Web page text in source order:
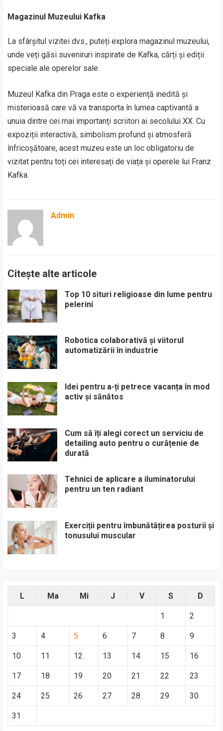
Magazinul Muzeului Kafka
La sfârșitul vizitei dvs., puteți explora magazinul muzeului,
unde veți găsi suveniruri inspirate de Kafka, cărți și ediții
speciale ale operelor sale.
Muzeul Kafka din Praga este o experiență inedită și
misterioasă care vă va transporta în lumea captivantă a
unuia dintre cei mai importanți scriitori ai secolului XX. Cu
expoziții interactivă, simbolism profund și atmosferă
înfricoșătoare, acest muzeu este un loc obligatoriu de
vizitat pentru toți cei interesați de viața și operele lui Franz
Kafka.
Admin
Citește alte articole
Top 10 situri religioase din lume pentru
pelerini
Robotica colaborativă și viitorul
automatizării în industrie
Idei pentru a-ți petrece vacanța în mod
activ și sănătos
Cum să îți alegi corect un serviciu de
detailing auto pentru o curățenie de
durată
Tehnici de aplicare a iluminatorului
pentru un ten radiant
Exerciții pentru îmbunătățirea posturii și
tonusului muscular
L Ma Mi J V S D
1 2
3 4 5 6 7 8 9
10 11 12 13 14 15 16
17 18 19 20 21 22 23
24 25 26 27 28 29 30
31